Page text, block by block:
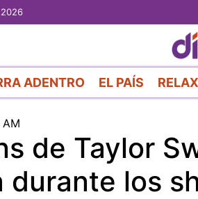
2026
ADENTRO EL PAÍS RELAX
de Taylor
los